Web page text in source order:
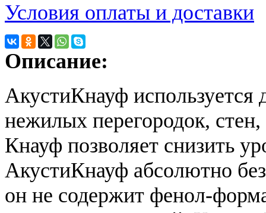
Условия оплаты и доставки
Описание:
АкустиКнауф
нежилых перегородок,
Кнауф позволяет снизить
АкустиКнауф абсолютно
он не содержит фенол-